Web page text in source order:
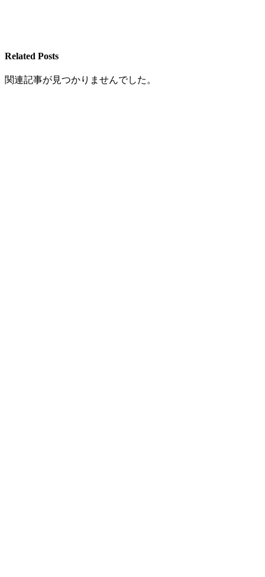
Related Posts
関連記事が見つかりませんでした。